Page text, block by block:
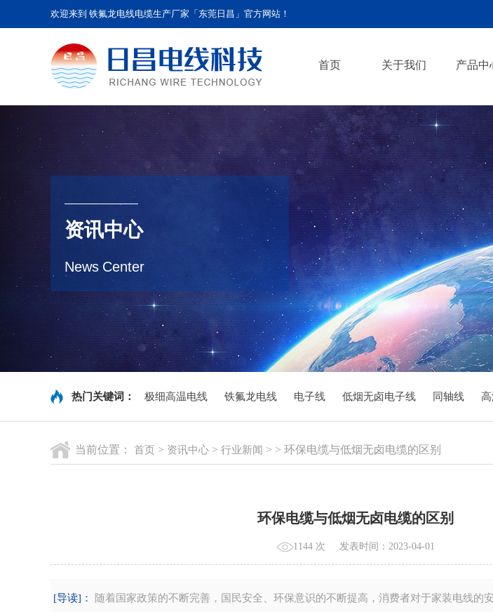
欢迎来到 铁氟龙电线电缆生产厂家「东莞日昌」官方网站！
首页 关于我们 产品中
资讯中心
News Center
热门关键词： 极细高温电线 铁氟龙电线 电子线 低烟无卤电子线 同轴线
当前位置： 首页 > 资讯中心 > 行业新闻 > > 环保电缆与低烟无卤电缆的区别
环保电缆与低烟无卤电缆的区别
1144 次 发表时间：2023-04-01
[导读]：
随着国家政策的不断完善，国民安全、环保意识的不断提高，消费者对于家装电线的